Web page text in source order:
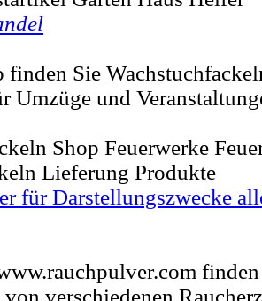
finden Sie
Umzüge und
Shop Feuerwerke
Lieferung Produkte
für Darstellungszwecke
verschiedenen